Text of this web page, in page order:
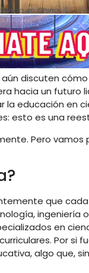
en China
discuten
hacia un futuro
educación en
esto es una
Pero vamos
que
ingeniería
en
Por si
algo que,